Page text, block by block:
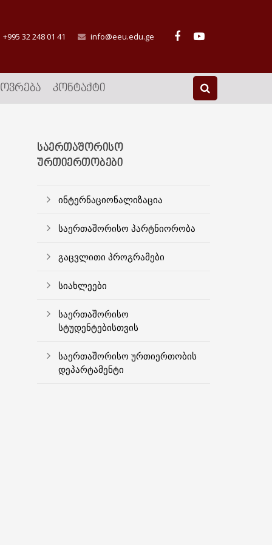
+995 32 248 01 41 info@eeu.edu.ge
ᲙᲝᲜᲢᲐᲥᲢᲘ
ᲡᲐᲔᲠᲗᲐᲨᲝᲠᲘᲡᲝ
ᲣᲠᲗᲘᲔᲠᲗᲝᲑᲔᲑᲘ
ინტერნაციონალიზაცია
საერთაშორისო პარტნიორობა
გაცვლითი პროგრამები
სიახლეები
საერთაშორისო
სტუდენტებისთვის
საერთაშორისო ურთიერთობის
დეპარტამენტი